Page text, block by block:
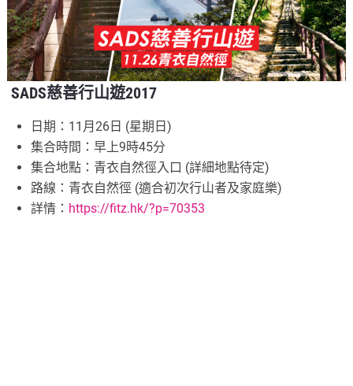
SADS慈善行山遊2017
日期：11月26日 (星期日)
集合時間：早上9時45分
集合地點：青衣自然徑入口 (詳細地點待定)
路線：青衣自然徑 (適合初次行山者及家庭樂)
詳情： https://fitz.hk/?p=70353